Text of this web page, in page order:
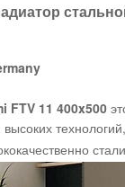
FTV 11 400x500